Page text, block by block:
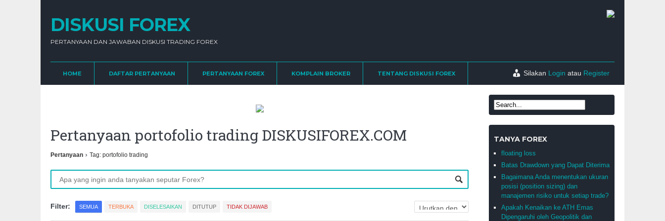
DISKUSI FOREX
PERTANYAAN DAN JAWABAN DISKUSI TRADING FOREX
HOME DAFTAR PERTANYAAN PERTANYAAN FOREX KOMPLAIN BROKER TENTANG DISKUSI FOREX Silakan Login atau Register
Pertanyaan portofolio trading DISKUSIFOREX.COM
Pertanyaan › Tag: portofolio trading
Filter: SEMUA TERBUKA DISELESAIKAN DITUTUP TIDAK DIJAWAB
TANYA FOREX
floating loss
Batas Drawdown yang Dapat Diterima
Bagaimana Anda menentukan ukuran
posisi (position sizing) dan
manajemen risiko untuk setiap trade?
Apakah Kenaikan ke ATH Emas
Dipengaruhi oleh Geopolitik dan